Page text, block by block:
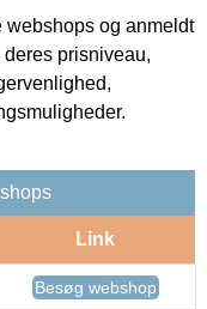
og anmeldt
prisniveau,
Link
Besøg webshop